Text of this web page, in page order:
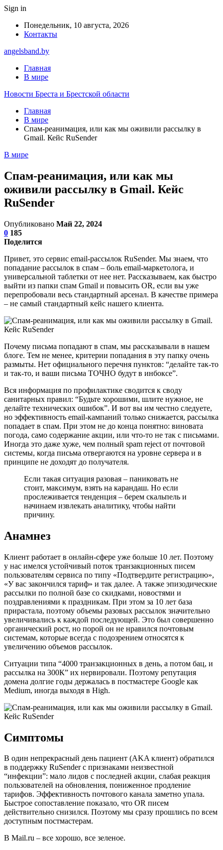
Sign in
Понедельник, 10 августа, 2026
Контакты
angelsband.by
Главная
В мире
Новости Бреста и Брестской области
Главная
В мире
Спам-реанимация, или как мы оживили рассылку в
Gmail. Кейс RuSender
В мире
Спам-реанимация, или как мы
оживили рассылку в Gmail. Кейс
RuSender
Опубликовано Май 22, 2024
0 185
Поделится
Привет, это сервис email-рассылок RuSender. Мы знаем, что
попадание рассылок в спам – боль email-маркетолога, и
универсальной таблетки от нее нет. Рассказываем, как быстро
выйти из папки спам Gmail и повысить OR, если вы уже
перепробовали весь стандартный арсенал. В качестве примера
– не самый стандартный кейс нашего клиента.
Почему письма попадают в спам, мы рассказывали в нашем
блоге. Тем не менее, критерии попадания в эту папку очень
размыты. Нет официального перечня пунктов: “делайте так-то
и так-то, и ваши письма ТОЧНО будут в инбоксе”.
Вся информация по профилактике сводится к своду
санитарных правил: “Будьте хорошими, шлите нужное, не
делайте технических ошибок”. И вот вы им честно следуете,
но эффективность email-кампаний только снижается, рассылка
попадает в спам. При этом не до конца понятно: виновата
погода, само содержание акции, или что-то не так с письмами.
Иногда это даже хуже, чем полный spam reject от почтовой
системы, когда письма отвергаются на уровне сервера и в
принципе не доходят до получателя.
Если такая ситуация разовая – паниковать не
стоит, максимум, взять на карандаш. Но если
прослеживается тенденция – берем скальпель и
начинаем извлекать аналитику, чтобы найти
причину.
Анамнез
Клиент работает в онлайн-сфере уже больше 10 лет. Поэтому
у нас имелся устойчивый поток транзакционных писем
пользователям сервиса по типу «Подтвердите регистрацию»,
«У вас закончился тариф» и так далее. А также эпизодические
рассылки по полной базе со скидками, новостями и
поздравлениями к праздникам. При этом за 10 лет база
прирастала, поэтому объемы разовых рассылок значительно
увеличивались к каждой последующей. Это был совершенно
органический рост, но порой он не нравился почтовым
системам, которые всегда с подозрением относятся к
увеличению объемов рассылок.
Ситуации типа “4000 транзакционных в день, а потом бац, и
рассылка на 300К” их нервировали. Поэтому репутация
домена долгие годы держалась в постмастере Google как
Medium, иногда выходя в High.
Симптомы
В один непрекрасный день пациент (AKA клиент) обратился
в поддержку RuSender с признаками неизвестной
“инфекции”: мало лидов с последней акции, слабая реакция
пользователей на обновления, пониженное продление
тарифов. Эффективность почтового канала заметно упала.
Быстрое сопоставление показало, что OR писем
действительно снизился. Поэтому мы сразу прошлись по всем
доступным постмастерам.
В Mail.ru – все хорошо, все зеленое.